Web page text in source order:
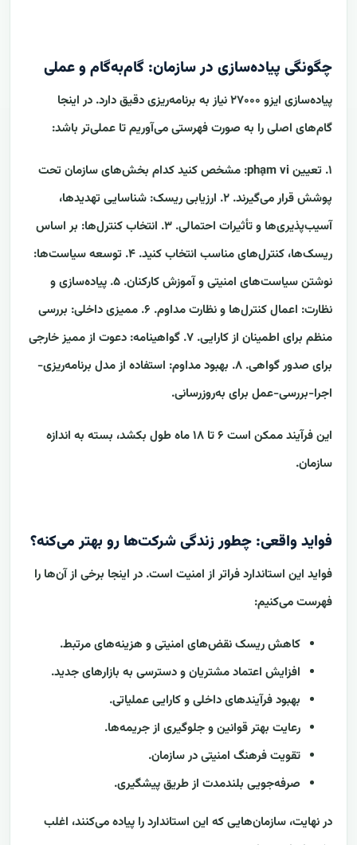
چگونگی پیاده‌سازی در سازمان: گام‌به‌گام و عملی
پیاده‌سازی ایزو ۲۷۰۰۰ نیاز به برنامه‌ریزی دقیق دارد. در اینجا
گام‌های اصلی را به صورت فهرستی می‌آوریم تا عملی‌تر باشد:
۱. تعیین phạm vi: مشخص کنید کدام بخش‌های سازمان تحت
پوشش قرار می‌گیرند. ۲. ارزیابی ریسک: شناسایی تهدیدها،
آسیب‌پذیری‌ها و تأثیرات احتمالی. ۳. انتخاب کنترل‌ها: بر اساس
ریسک‌ها، کنترل‌های مناسب انتخاب کنید. ۴. توسعه سیاست‌ها:
نوشتن سیاست‌های امنیتی و آموزش کارکنان. ۵. پیاده‌سازی و
نظارت: اعمال کنترل‌ها و نظارت مداوم. ۶. ممیزی داخلی: بررسی
منظم برای اطمینان از کارایی. ۷. گواهینامه: دعوت از ممیز خارجی
برای صدور گواهی. ۸. بهبود مداوم: استفاده از مدل برنامه‌ریزی-
اجرا-بررسی-عمل برای به‌روزرسانی.
این فرآیند ممکن است ۶ تا ۱۸ ماه طول بکشد، بسته به اندازه
سازمان.
فواید واقعی: چطور زندگی شرکت‌ها رو بهتر می‌کنه؟
فواید این استاندارد فراتر از امنیت است. در اینجا برخی از آن‌ها را
فهرست می‌کنیم:
کاهش ریسک نقض‌های امنیتی و هزینه‌های مرتبط.
افزایش اعتماد مشتریان و دسترسی به بازارهای جدید.
بهبود فرآیندهای داخلی و کارایی عملیاتی.
رعایت بهتر قوانین و جلوگیری از جریمه‌ها.
تقویت فرهنگ امنیتی در سازمان.
صرفه‌جویی بلندمدت از طریق پیشگیری.
در نهایت، سازمان‌هایی که این استاندارد را پیاده می‌کنند، اغلب